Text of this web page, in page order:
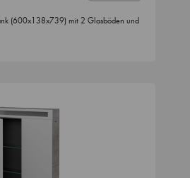
(600x138x739) mit 2 Glasböden und